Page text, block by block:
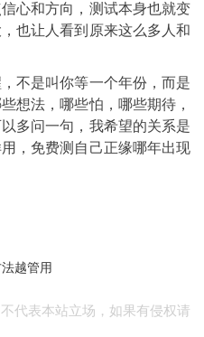
心和方向，测试本身也就变
也让人看到原来这么多人和
不是叫你等一个年份，而是
想法，哪些怕，哪些期待，
多问一句，我希望的关系是
，免费测自己正缘哪年出现
越管用
代表本站立场，如果有侵权请